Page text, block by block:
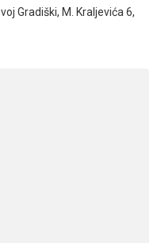
Gradiški, M. Kraljevića 6,